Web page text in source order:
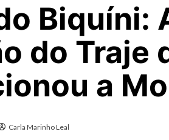
Biquíni:
do Traje
a
Carla Marinho Leal